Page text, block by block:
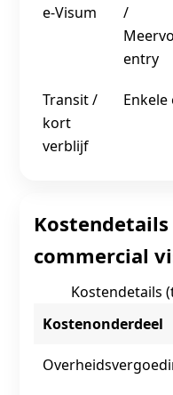
e‑Visum
/
entry
Transit /
kort
verblijf
commercial
Kostendetails
Kostenonderdeel